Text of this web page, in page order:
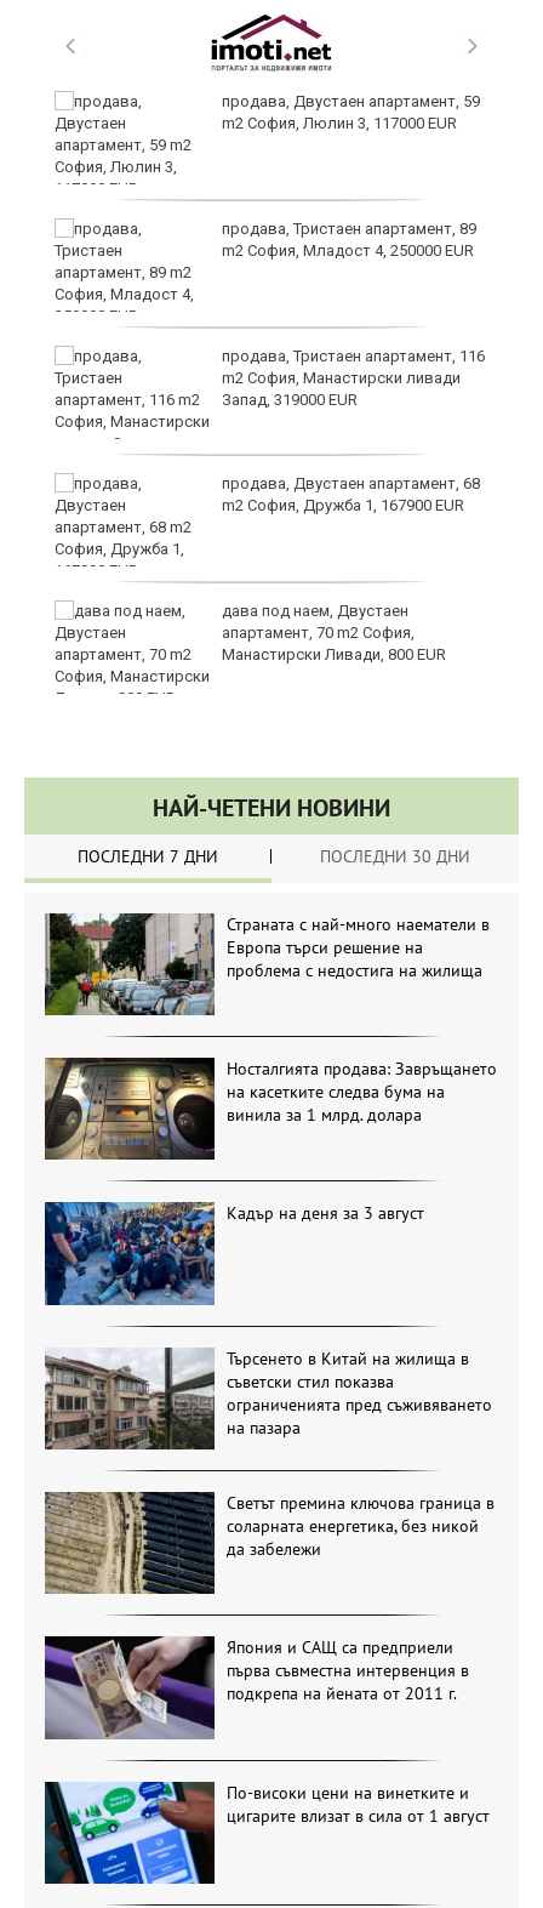
продава, Двустаен апартамент, 59
m2 София, Люлин 3, 117000 EUR
продава, Тристаен апартамент, 89
m2 София, Младост 4, 250000 EUR
продава, Тристаен апартамент, 116
m2 София, Манастирски ливади
Запад, 319000 EUR
продава, Двустаен апартамент, 68
m2 София, Дружба 1, 167900 EUR
дава под наем, Двустаен
апартамент, 70 m2 София,
Манастирски Ливади, 800 EUR
НАЙ-ЧЕТЕНИ НОВИНИ
ПОСЛЕДНИ 7 ДНИ ПОСЛЕДНИ 30 ДНИ
Страната с най-много наематели в
Европа търси решение на
проблема с недостига на жилища
Носталгията продава: Завръщането
на касетките следва бума на
винила за 1 млрд. долара
Кадър на деня за 3 август
Търсенето в Китай на жилища в
съветски стил показва
ограниченията пред съживяването
на пазара
Светът премина ключова граница в
соларната енергетика, без никой
да забележи
Япония и САЩ са предприели
първа съвместна интервенция в
подкрепа на йената от 2011 г.
По-високи цени на винетките и
цигарите влизат в сила от 1 август